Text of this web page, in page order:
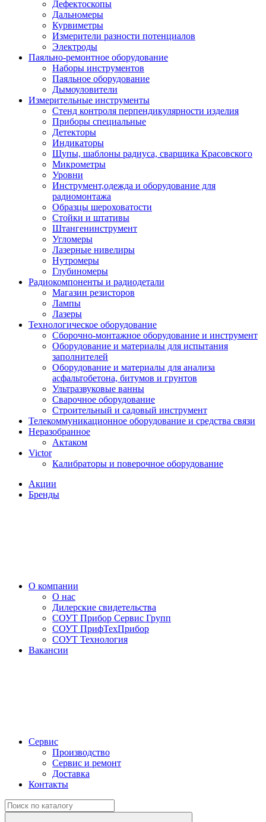
Дефектоскопы
Дальномеры
Курвиметры
Измерители разности потенциалов
Электроды
Паяльно-ремонтное оборудование
Наборы инструментов
Паяльное оборудование
Дымоуловители
Измерительные инструменты
Стенд контроля перпендикулярности изделия
Приборы специальные
Детекторы
Индикаторы
Щупы, шаблоны радиуса, сварщика Красовского
Микрометры
Уровни
Инструмент,одежда и оборудование для
радиомонтажа
Образцы шероховатости
Стойки и штативы
Штангенинструмент
Угломеры
Лазерные нивелиры
Нутромеры
Глубиномеры
Радиокомпоненты и радиодетали
Магазин резисторов
Лампы
Лазеры
Технологическое оборудование
Сборочно-монтажное оборудование и инструмент
Оборудование и материалы для испытания
заполнителей
Оборудование и материалы для анализа
асфальтобетона, битумов и грунтов
Ультразвуковые ванны
Сварочное оборудование
Строительный и садовый инструмент
Телекоммуникационное оборудование и средства связи
Неразобранное
Актаком
Victor
Калибраторы и поверочное оборудование
Акции
Бренды
О компании
О нас
Дилерские свидетельства
СОУТ Прибор Сервис Групп
СОУТ ПрифТехПрибор
СОУТ Технология
Вакансии
Сервис
Производство
Сервис и ремонт
Доставка
Контакты